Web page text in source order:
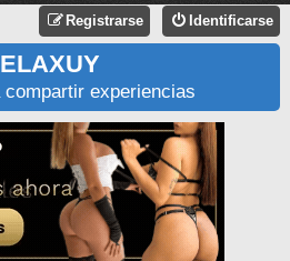
Identificarse
Registrarse
compartir experiencias